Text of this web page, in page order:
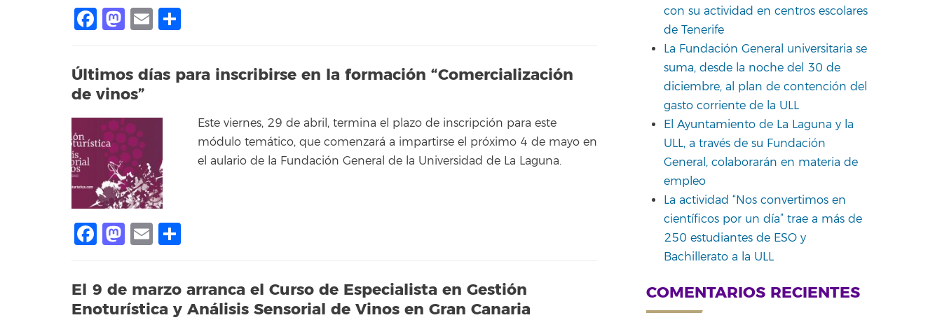
Facebook
Mastodon
Email
Últimos días para inscribirse en la formación “Comercialización
de vinos”
Este viernes, 29 de abril, termina el plazo de inscripción para este
módulo temático, que comenzará a impartirse el próximo 4 de mayo en
el aulario de la Fundación General de la Universidad de La Laguna.
Facebook
Mastodon
Email
El 9 de marzo arranca el Curso de Especialista en Gestión
Enoturística y Análisis Sensorial de Vinos en Gran Canaria
con su actividad en centros escolares
de Tenerife
La Fundación General universitaria se
suma, desde la noche del 30 de
diciembre, al plan de contención del
gasto corriente de la ULL
El Ayuntamiento de La Laguna y la
ULL, a través de su Fundación
General, colaborarán en materia de
empleo
La actividad “Nos convertimos en
científicos por un día” trae a más de
250 estudiantes de ESO y
Bachillerato a la ULL
COMENTARIOS RECIENTES